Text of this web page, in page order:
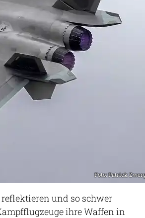
Foto: Patrick
und so schwer
ihre Waffen in